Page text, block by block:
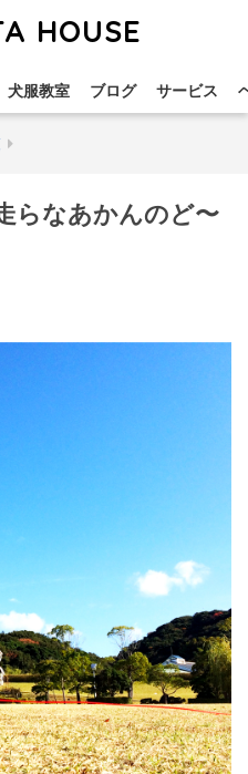
HOUSE
犬服教室 ブログ サービス
らなあかんのど〜